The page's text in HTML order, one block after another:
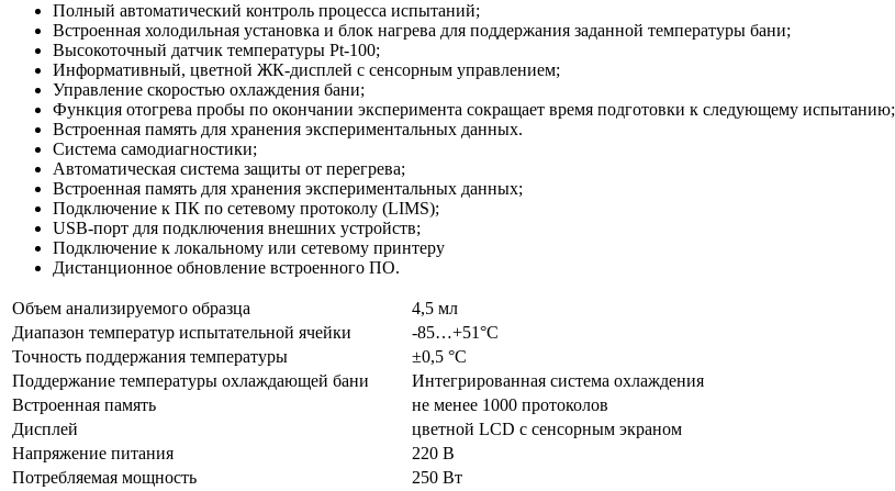
Полный автоматический контроль процесса испытаний;
Встроенная холодильная установка и блок нагрева для поддержания заданной температуры бани;
Высокоточный датчик температуры Pt-100;
Информативный, цветной ЖК-дисплей с сенсорным управлением;
Управление скоростью охлаждения бани;
Функция отогрева пробы по окончании эксперимента сокращает время подготовки к следующему испытанию;
Встроенная память для хранения экспериментальных данных.
Система самодиагностики;
Автоматическая система защиты от перегрева;
Встроенная память для хранения экспериментальных данных;
Подключение к ПК по сетевому протоколу (LIMS);
USB-порт для подключения внешних устройств;
Подключение к локальному или сетевому принтеру
Дистанционное обновление встроенного ПО.
Объем анализируемого образца
4,5 мл
Диапазон температур испытательной ячейки
-85…+51°С
Точность поддержания температуры
±0,5 °С
Поддержание температуры охлаждающей бани
Интегрированная система охлаждения
Встроенная память
не менее 1000 протоколов
Дисплей
цветной LCD с сенсорным экраном
Напряжение питания
220 В
Потребляемая мощность
250 Вт